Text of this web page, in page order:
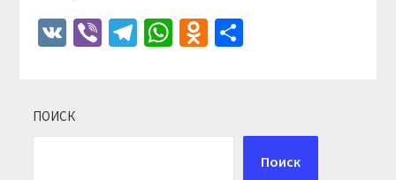
VKViberTelegram
WhatsApp
Odnoklassniki
Отправить
ПОИСК
Поиск